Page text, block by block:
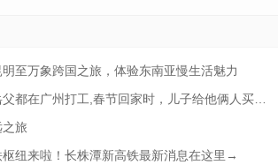
至万象跨国之旅，体验东南亚慢生活魅力
都在广州打工,春节回家时，儿子给他俩人买火
旅
纽来啦！长株潭新高铁最新消息在这里→